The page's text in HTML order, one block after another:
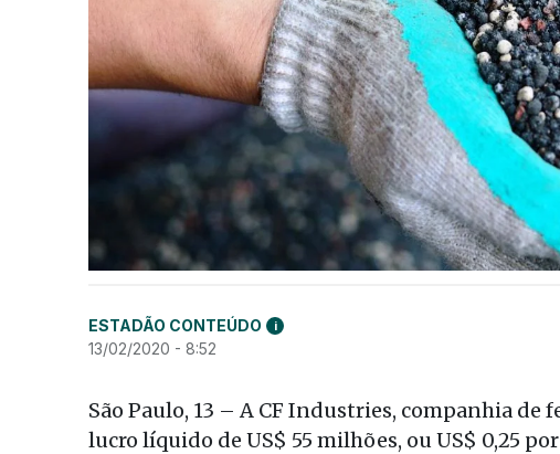
ESTADÃO CONTEÚDO i
13/02/2020 - 8:52
São Paulo, 13 – A CF Industries, companhia
lucro líquido de US$ 55 milhões, ou US$ 0,25